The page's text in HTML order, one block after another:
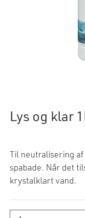
Lys og klar
Til neutralisering
spabade. Når det
krystalklart vand.